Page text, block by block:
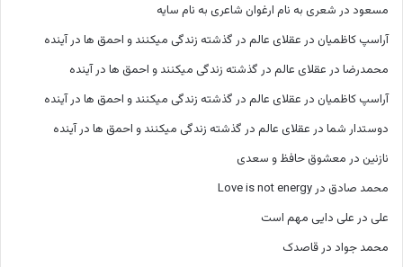
مسعود در شعری به نام ارغوان شاعری به نام سایه
آراسپ کاظمیان در عقلای عالم در گذشته زندگی میکنند و احمق ها در آینده
محمدرضا در عقلای عالم در گذشته زندگی میکنند و احمق ها در آینده
آراسپ کاظمیان در عقلای عالم در گذشته زندگی میکنند و احمق ها در آینده
دوستدار شما در عقلای عالم در گذشته زندگی میکنند و احمق ها در آینده
نازنین در معشوق حافظ و سعدی
محمد صادق در Love is not energy
علی در علی دایی مهم است
محمد جواد در قاصدک